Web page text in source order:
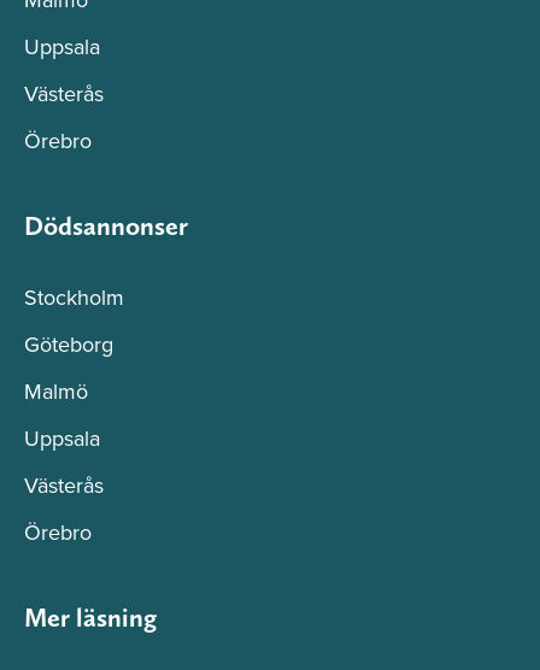
Uppsala
Västerås
Örebro
Dödsannonser
Stockholm
Göteborg
Malmö
Uppsala
Västerås
Örebro
Mer läsning